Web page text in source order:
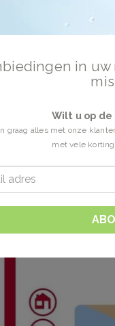
in uw
Wilt u op
graag alles met onze
met vele